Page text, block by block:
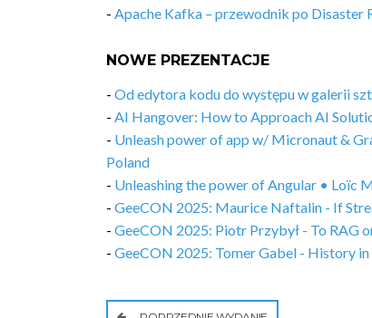
- Apache Kafka – przewodnik po
NOWE PREZENTACJE
- Od edytora kodu do występu w galerii
- AI Hangover: How to Approach AI
- Unleash power of app w/ Micronaut &
Poland
- Unleashing the power of Angular • Loïc
- GeeCON 2025: Maurice Naftalin - If
- GeeCON 2025: Piotr Przybył - To RAG
- GeeCON 2025: Tomer Gabel - History